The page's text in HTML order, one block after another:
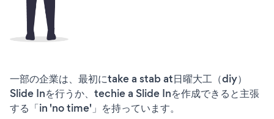
一部の企業は、最初にtake a stab at日曜大工（diy）
Slide Inを行うか、techie a Slide Inを作成できると主張
する「in 'no time'」を持っています。